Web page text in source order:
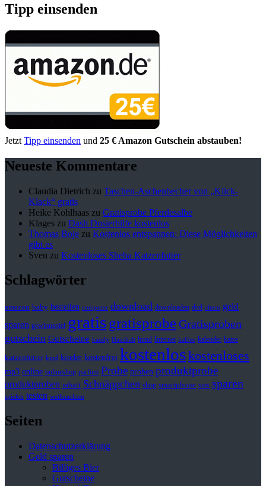
Tipp einsenden
Jetzt Tipp einsenden und 25 € Amazon Gutschein abstauben!
Neueste Kommentare
Claudia Dietrich zu Taschen-Aschenbecher von „Klick-
Klack“ gratis
Heike Kohlhaas zu Gratisprobe Pferdesalbe
Klages zu Dash Dosierhilfe kostenlos
Thomas Boje zu Kostenlos entspannen: Diese Möglichkeiten
gibt es
Sven zu Kostenloses Sheba Katzenfutter
Schlagwörter
amazon baby bestellen computer download downloaden dvd eltern geld
sparen gewinnspiel gratisgratisprobeGratisproben
gutschein Gutscheine handy Haushalt hund Internet kaffee kalender katze
katzenfutter kind kinder kostenfrei kostenloskostenloses
mp3 online onlineshop parfum Probe proben produktprobe
produktproben rabatt Schnäppchen shop smartphone sms sparen
spielen testen weihnachten
Seiten
Datenschutzerklärung
Geld sparen
Billiges Bier
Gutscheine